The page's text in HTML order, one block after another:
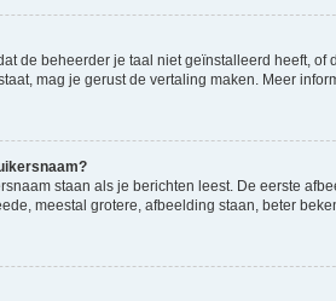
de beheerder je taal niet geïnstalleerd heeft,
mag je gerust de vertaling maken. Meer
staan als je berichten leest. De eerste
meestal grotere, afbeelding staan, beter